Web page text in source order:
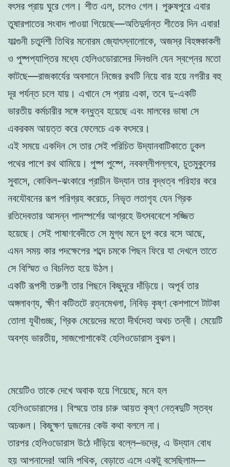
বৎসর প্রায় ঘুরে গেল। শীত এল, চলেও গেল। পুরুষপুরে এবার
তুষারপাতের সংবাদ পাওয়া গিয়েছে—অতিদুর্দান্ত শীতের দিন এবার!
ফাল্গুনী চতুর্দশী তিথির মনোরম জ্যোৎস্নালোকে, অজস্র বিহঙ্গকাকলী
ও পুষ্পপ্যাপ্তির মধ্যে হেলিওডোরাসের দিনগুলি যেন স্বপ্নের মতো
কাটছে—রাজকার্যের অবসানে নিজের রথটি নিয়ে বার হয়ে নগরীর বহু
দূর পর্যন্ত চলে যায়। এখানে সে প্রায় একা, তবে দু-একটি
ভারতীয় কর্মচারীর সঙ্গে বন্ধুত্ব হয়েছে এবং মালবের ভাষা সে
একরকম আয়ত্ত করে ফেলেচে এক বৎসরে।
এই সময়ে একদিন সে তার সেই পরিচিত উদ্যানবাটিকাতে ঢুকল
পথের পাশে রথ থামিয়ে। পুষ্প পুষ্পে, নববল্লীপল্লবে, চুতমুকুলের
সুবাসে, কোকিল-ঝংকারে প্রাচীন উদ্যান তার বৃদ্ধত্ব পরিহার করে
নবযৌবনের রূপ পরিগ্রহ করেচে, নিভৃত লতাগৃহ যেন গ্রিক
রতিদেবতার আসন্ন পাদস্পর্শের আগ্রহে উৎসববেশে সজ্জিত
হয়েছে। সেই পাষাণবেদীতে সে মুগ্ধ মনে চুপ করে বসে আছে,
এমন সময় কার পদক্ষেপের শব্দে চমকে পিছন ফিরে যা দেখলে তাতে
সে বিস্মিত ও বিচলিত হয়ে উঠল।
একটি রূপসী তরুণী তার পিছনে কিছুদূরে দাঁড়িয়ে। অপূর্ব তার
অঙ্গলাবণ্য, ক্ষীণ কটিতটে রত্নমেখলা, নিবিড় কৃষ্ণ কেশপাশে টাটকা
তোলা যূথীগুচ্ছ, গ্রিক মেয়েদের মতো দীর্ঘদেহা অথচ তন্বী। মেয়েটি
অবশ্য ভারতীয়, সাজপোশাকেই হেলিওডোরাস বুঝল।
মেয়েটিও তাকে দেখে অবাক হয়ে গিয়েছে, মনে হল
হেলিওডোরাসের। বিস্ময়ে তার চারু আয়ত কৃষ্ণ নেত্ৰদুটি স্তব্ধ
অচঞ্চল। কিছুক্ষণ দুজনের কেউ কথা বললে না।
তারপর হেলিওডোরাস উঠে দাঁড়িয়ে বল্লে–ভদ্রে, এ উদ্যান বোধ
হয় আপনাদের! আমি পথিক, বেড়াতে এসে একটু বসেছিলাম—